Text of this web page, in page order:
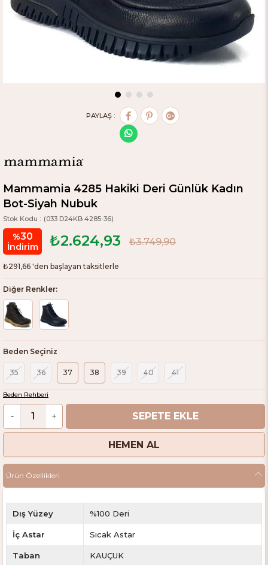
PAYLAŞ :
Mammamia 4285 Hakiki Deri Günlük Kadın
Bot-Siyah Nubuk
(033 D24KB 4285-36)
%30
İndirim ₺3.749,90
₺2.624,93
₺291,66 'den başlayan taksitlerle
Diğer Renkler:
Beden Seçiniz
35 36 37 38 39 40 41
Beden Rehberi
+
-
Ürün Özellikleri
Dış Yüzey %100 Deri
İç Astar Sıcak Astar
Taban KAUÇUK